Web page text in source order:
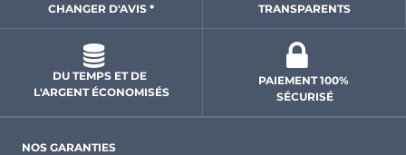
CHANGER D'AVIS *
TRANSPARENTS
DU TEMPS ET DE
L'ARGENT ÉCONOMISÉS
PAIEMENT 100%
SÉCURISÉ
NOS GARANTIES